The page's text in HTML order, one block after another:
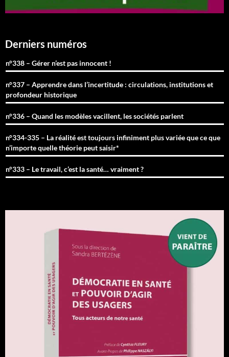
Derniers numéros
n°338 – Gérer n’est pas innocent !
n°337 – Apprendre dans l’incertitude : circulations, institutions et
profondeur historique
n°336 – Quand les modèles vacillent, les sociétés parlent
n°334-335 – La réalité est toujours infiniment plus variée que ce que
n’importe quelle théorie peut saisir*
n°333 – Le travail, c’est la santé… vraiment ?